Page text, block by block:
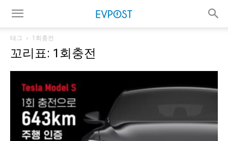
태그 1회충전
꼬리표: 1회충전